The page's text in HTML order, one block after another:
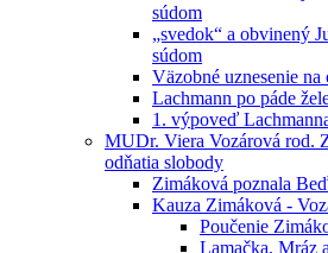
súdom
„svedok“ a obvinený
súdom
Väzobné uznesenie na
Lachmann po páde
1. výpoveď
MUDr. Viera Vozárová rod.
odňatia slobody
Zimáková poznala
Kauza Zimáková -
Poučenie
Lamačka, Mráz